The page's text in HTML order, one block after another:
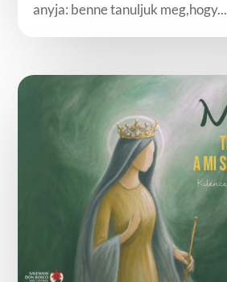
anyja: benne tanuljuk meg,hogy...